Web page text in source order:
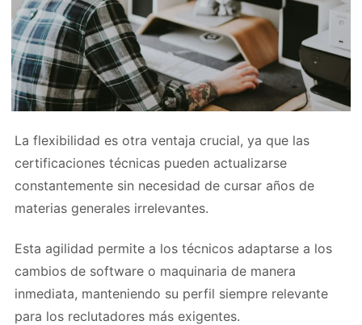
La flexibilidad es otra ventaja crucial, ya que las
certificaciones técnicas pueden actualizarse
constantemente sin necesidad de cursar años de
materias generales irrelevantes.
Esta agilidad permite a los técnicos adaptarse a los
cambios de software o maquinaria de manera
inmediata, manteniendo su perfil siempre relevante
para los reclutadores más exigentes.